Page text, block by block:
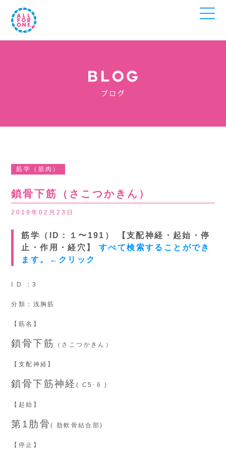
筋学（筋肉）
鎖骨下筋（さこつかきん）
2019年02月23日
筋学（ID：１〜191） 【支配神経・起始・停
止・作用・経穴】すべて検索することができ
ます。←クリック
I D ：3
分類：浅胸筋
【筋名】
鎖骨下筋 （さこつかきん）
【支配神経】
鎖骨下筋神経 ( C5･6 )
【起始】
第1肋骨( 肋軟骨結合部)
【停止】